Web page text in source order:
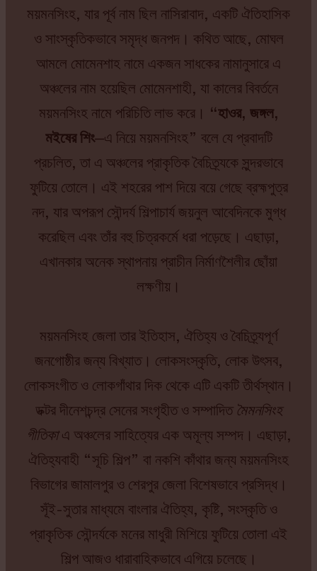
ময়মনসিংহ, যার পূর্ব নাম ছিল নাসিরাবাদ, একটি ঐতিহাসিক
ও সাংস্কৃতিকভাবে সমৃদ্ধ জনপদ। কথিত আছে, মোঘল
আমলে মোমেনশাহ নামে একজন সাধকের নামানুসারে এ
অঞ্চলের নাম হয়েছিল মোমেনশাহী, যা কালের বিবর্তনে
ময়মনসিংহ নামে পরিচিতি লাভ করে। “হাওর, জঙ্গল,
মইষের শিং—এ নিয়ে ময়মনসিংহ” বলে যে প্রবাদটি
প্রচলিত, তা এ অঞ্চলের প্রাকৃতিক বৈচিত্র্যকে সুন্দরভাবে
ফুটিয়ে তোলে। এই শহরের পাশ দিয়ে বয়ে গেছে ব্রহ্মপুত্র
নদ, যার অপরূপ সৌন্দর্য শিল্পাচার্য জয়নুল আবেদিনকে মুগ্ধ
করেছিল এবং তাঁর বহু চিত্রকর্মে ধরা পড়েছে। এছাড়া,
এখানকার অনেক স্থাপনায় প্রাচীন নির্মাণশৈলীর ছোঁয়া
লক্ষণীয়।
ময়মনসিংহ জেলা তার ইতিহাস, ঐতিহ্য ও বৈচিত্র্যপূর্ণ
জনগোষ্ঠীর জন্য বিখ্যাত। লোকসংস্কৃতি, লোক উৎসব,
লোকসংগীত ও লোকগাঁথার দিক থেকে এটি একটি তীর্থস্থান।
ডক্টর দীনেশচন্দ্র সেনের সংগৃহীত ও সম্পাদিতমৈমনসিংহ
গীতিকাএ অঞ্চলের সাহিত্যের এক অমূল্য সম্পদ। এছাড়া,
ঐতিহ্যবাহী “সূচি শিল্প” বা নকশি কাঁথার জন্য ময়মনসিংহ
বিভাগের জামালপুর ও শেরপুর জেলা বিশেষভাবে প্রসিদ্ধ।
সূঁই-সুতার মাধ্যমে বাংলার ঐতিহ্য, কৃষ্টি, সংস্কৃতি ও
প্রাকৃতিক সৌন্দর্যকে মনের মাধুরী মিশিয়ে ফুটিয়ে তোলা এই
শিল্প আজও ধারাবাহিকভাবে এগিয়ে চলেছে।